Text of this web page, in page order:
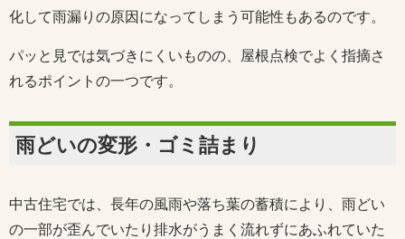
化して雨漏りの原因になってしまう可能性もあるのです。
パッと見では気づきにくいものの、屋根点検でよく指摘さ
れるポイントの一つです。
雨どいの変形・ゴミ詰まり
中古住宅では、長年の風雨や落ち葉の蓄積により、雨どい
の一部が歪んでいたり排水がうまく流れずにあふれていた